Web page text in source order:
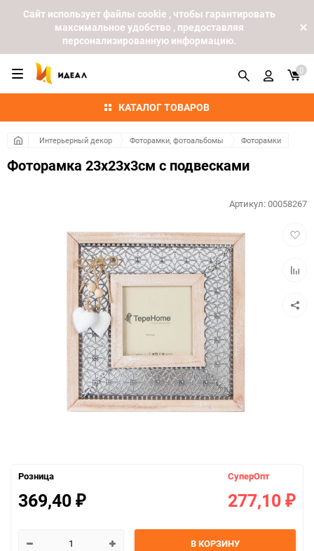
Cайт использует файлы cookie , чтобы гарантировать
максимальное удобство , предоставляя
персонализированную информацию.
КАТАЛОГ ТОВАРОВ
0
Интерьерный декор Фоторамки, фотоальбомы Фоторамки
Фоторамка 23x23x3см с подвесками
Артикул:00058267
Розница
369,40 ₽
СуперОпт
277,10 ₽
В КОРЗИНУ